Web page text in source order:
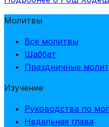
Молитвы
Все молитвы
Шаббат
Праздничные
Изучение
Руководства по
Недельная глава